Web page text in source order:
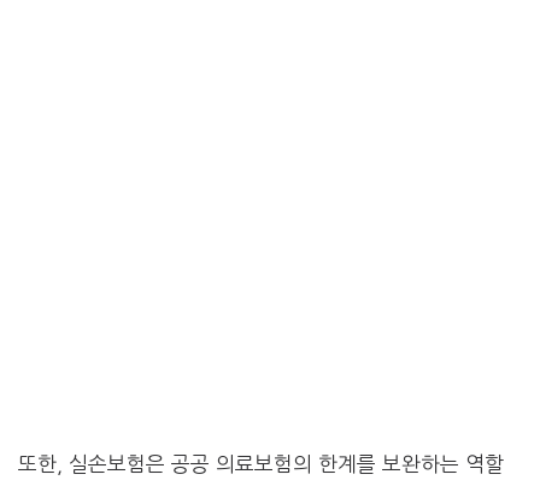
또한, 실손보험은 공공 의료보험의 한계를 보완하는 역할